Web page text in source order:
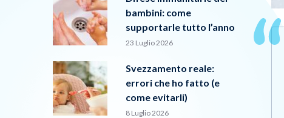
bambini: come
supportarle tutto l’anno
23 Luglio 2026
Svezzamento reale:
errori che ho fatto (e
come evitarli)
8 Luglio 2026